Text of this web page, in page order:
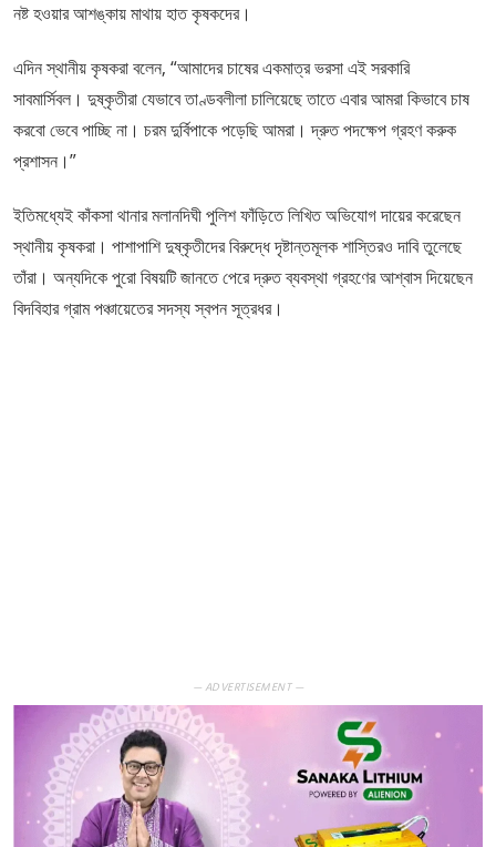
নষ্ট হওয়ার আশঙ্কায় মাথায় হাত কৃষকদের।
এদিন স্থানীয় কৃষকরা বলেন, “আমাদের চাষের একমাত্র ভরসা এই সরকারি
সাবমার্সিবল। দুষ্কৃতীরা যেভাবে তাণ্ডবলীলা চালিয়েছে তাতে এবার আমরা কিভাবে চাষ
করবো ভেবে পাচ্ছি না। চরম দুর্বিপাকে পড়েছি আমরা। দ্রুত পদক্ষেপ গ্রহণ করুক
প্রশাসন।”
ইতিমধ্যেই কাঁকসা থানার মলানদিঘী পুলিশ ফাঁড়িতে লিখিত অভিযোগ দায়ের করেছেন
স্থানীয় কৃষকরা। পাশাপাশি দুষ্কৃতীদের বিরুদ্ধে দৃষ্টান্তমূলক শাস্তিরও দাবি তুলেছে
তাঁরা। অন্যদিকে পুরো বিষয়টি জানতে পেরে দ্রুত ব্যবস্থা গ্রহণের আশ্বাস দিয়েছেন
বিদবিহার গ্রাম পঞ্চায়েতের সদস্য স্বপন সূত্রধর।
— ADVERTISEMENT —